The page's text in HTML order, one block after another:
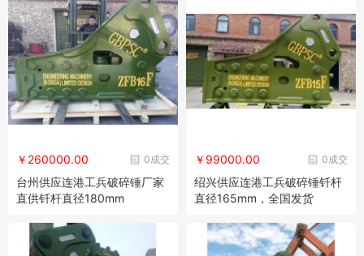
0成交
￥260000.00
台州供应连港工兵破碎锤厂家
直供钎杆直径180mm
0成交
￥99000.00
绍兴供应连港工兵破碎锤钎杆
直径165mm，全国发货